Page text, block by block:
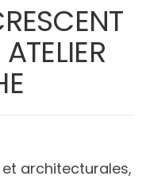
architecturales,